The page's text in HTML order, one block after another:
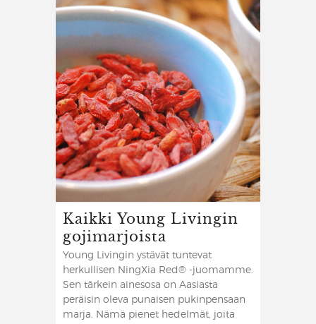
Kaikki Young Livingin
gojimarjoista
Young Livingin ystävät tuntevat
herkullisen NingXia Red® -juomamme.
Sen tärkein ainesosa on Aasiasta
peräisin oleva punaisen pukinpensaan
marja. Nämä pienet hedelmät, joita